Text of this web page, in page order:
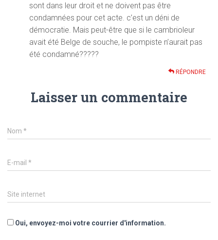
sont dans leur droit et ne doivent pas être
condamnées pour cet acte. c’est un déni de
démocratie. Mais peut-être que si le cambrioleur
avait été Belge de souche, le pompiste n’aurait pas
été condamné?????
RÉPONDRE
Laisser un commentaire
Nom *
E-mail *
Site internet
Oui, envoyez-moi votre courrier d'information.